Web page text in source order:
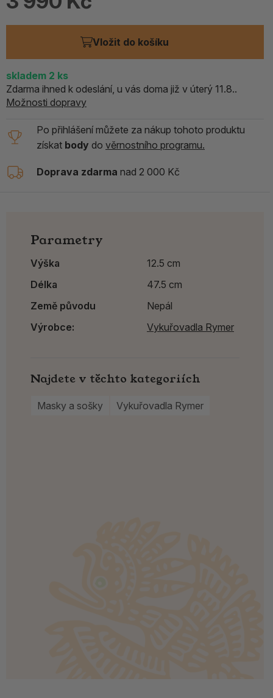
Vložit do košíku
skladem 2 ks
Zdarma ihned k odeslání, u vás doma již v úterý 11.8..
Možnosti dopravy
Po přihlášení můžete za nákup tohoto produktu
získat body do věrnostního programu.
Doprava zdarma nad 2 000 Kč
Parametry
Výška
12.5 cm
Délka
47.5 cm
Země původu
Nepál
Výrobce:
Vykuřovadla Rymer
Najdete v těchto kategoriích
Masky a sošky Vykuřovadla Rymer